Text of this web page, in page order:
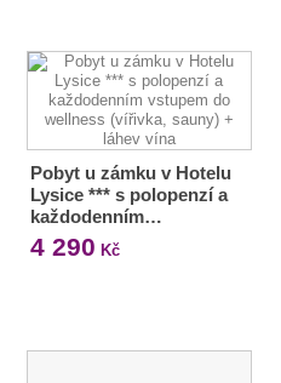
Pobyt u zámku v Hotelu
Lysice *** s polopenzí a
každodenním…
4 290 Kč